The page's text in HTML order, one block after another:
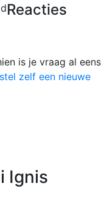
Reacties
is je vraag al eens
stel zelf een nieuwe
Ignis